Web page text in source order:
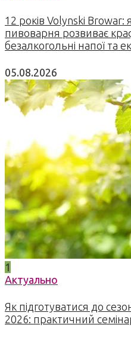
12 років Volynski Browar:
пивоварня розвиває
безалкогольні напої та
05.08.2026
1
Актуально
Як підготуватися до
2026: практичний